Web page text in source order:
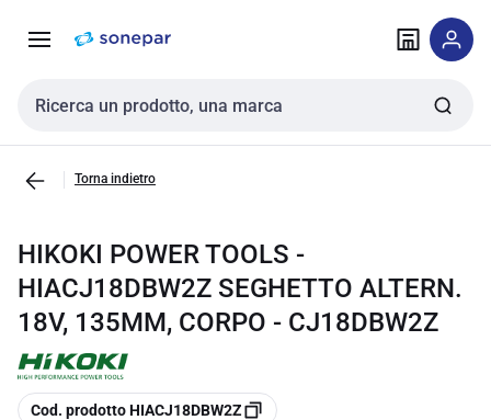
navigazione alla
Cerca input
Torna indietro
HIKOKI POWER TOOLS -
HIACJ18DBW2Z SEGHETTO ALTERN.
18V, 135MM, CORPO - CJ18DBW2Z
copia
Cod. prodotto HIACJ18DBW2Z